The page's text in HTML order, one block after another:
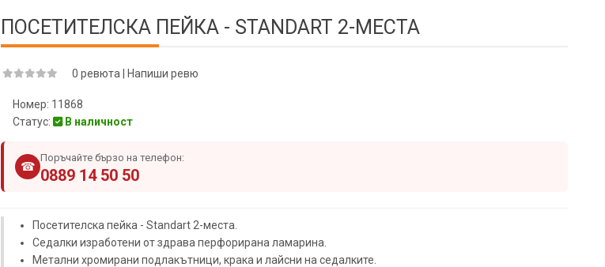
ПОСЕТИТЕЛСКА ПЕЙКА - STANDART 2-МЕСТА
0 ревюта |Напиши ревю
Номер: 11868
Статус:
В наличност
☎
Поръчайте бързо на телефон:
0889 14 50 50
Посетителска пейка - Standart 2-места.
Седалки изработени от здрава перфорирана ламарина.
Метални хромирани подлакътници, крака и лайсни на седалките.